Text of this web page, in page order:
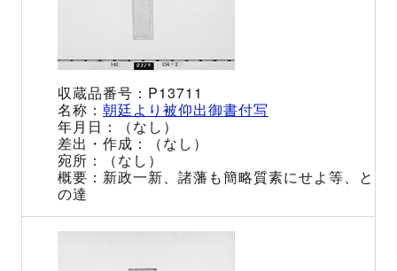
P13711
朝廷より被仰出御書付写
（なし）
（なし）
（なし）
新政一新、諸藩も簡略質素にせよ等、と
の達